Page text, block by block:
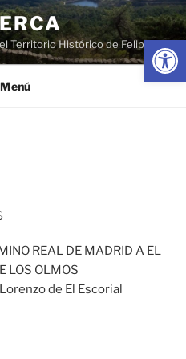
Abrir
Territorio Histórico de Felipe II
Menú
REAL DE MADRID A EL
LOS OLMOS
de El Escorial